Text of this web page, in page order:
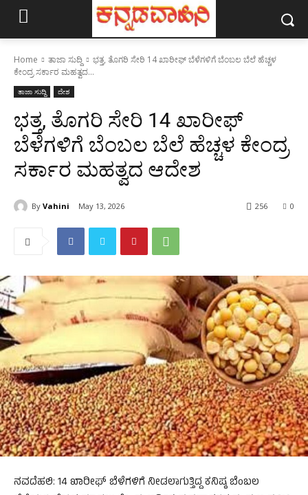
Home ತಾಜಾ ಸುದ್ದಿ
ಭತ್ತ, ತೊಗರಿ ಸೇರಿ 14 ಖಾರೀಫ್ ಬೆಳೆಗಳಿಗೆ ಬೆಂಬಲ ಬೆಲೆ ಹೆಚ್ಚಳ
ಕೇಂದ್ರ ಸರ್ಕಾರ ಮಹತ್ವದ...
ತಾಜಾ ಸುದ್ದಿ ದೇಶ
ಭತ್ತ, ತೊಗರಿ ಸೇರಿ 14 ಖಾರೀಫ್
ಬೆಳೆಗಳಿಗೆ ಬೆಂಬಲ ಬೆಲೆ ಹೆಚ್ಚಳ ಕೇಂದ್ರ
ಸರ್ಕಾರ ಮಹತ್ವದ ಆದೇಶ
By Vahini May 13, 2026 0
256
ನವದೆಹಲಿ: 14 ಖಾರೀಫ್ ಬೆಳೆಗಳಿಗೆ ನೀಡಲಾಗುತ್ತಿದ್ದ ಕನಿಷ್ಠ ಬೆಂಬಲ